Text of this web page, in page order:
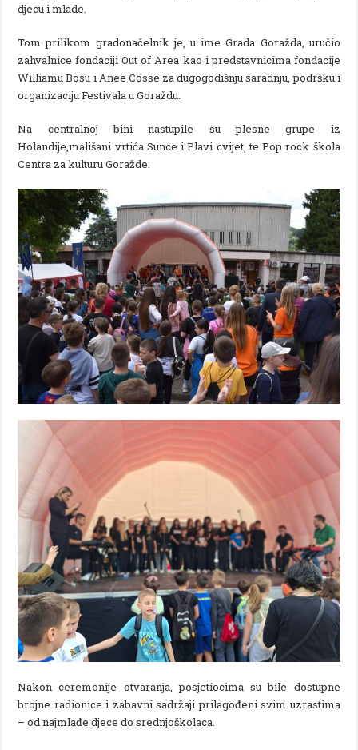
djecu i mlade.
Tom prilikom gradonačelnik je, u ime Grada Goražda, uručio
zahvalnice fondaciji Out of Area kao i predstavnicima fondacije
Williamu Bosu i Anee Cosse za dugogodišnju saradnju, podršku i
organizaciju Festivala u Goraždu.
Na centralnoj bini nastupile su plesne grupe iz
Holandije,mališani vrtića Sunce i Plavi cvijet, te Pop rock škola
Centra za kulturu Goražde.
Nakon ceremonije otvaranja, posjetiocima su bile dostupne
brojne radionice i zabavni sadržaji prilagođeni svim uzrastima
– od najmlađe djece do srednjoškolaca.